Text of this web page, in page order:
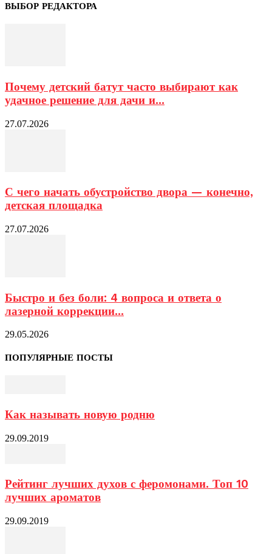
ВЫБОР РЕДАКТОРА
Почему детский батут часто выбирают как
удачное решение для дачи и...
27.07.2026
С чего начать обустройство двора — конечно,
детская площадка
27.07.2026
Быстро и без боли: 4 вопроса и ответа о
лазерной коррекции...
29.05.2026
ПОПУЛЯРНЫЕ ПОСТЫ
Как называть новую родню
29.09.2019
Рейтинг лучших духов с феромонами. Топ 10
лучших ароматов
29.09.2019